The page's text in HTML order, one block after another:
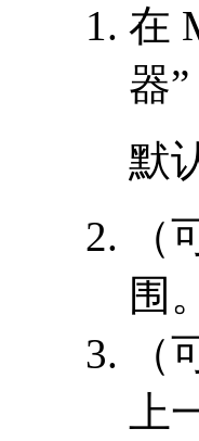
在
器
默
围
上